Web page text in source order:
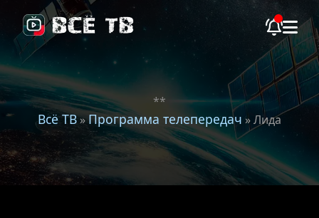
**
Всё ТВ»Программа телепередач » Лида